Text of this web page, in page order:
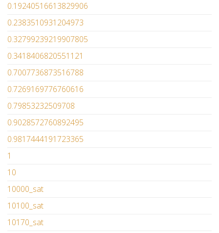
0.19240516613829906
0.2383510931204973
0.32799239219907805
0.3418406820551121
0.7007736873516788
0.7269169776760616
0.79853232509708
0.9028572760892495
0.9817444191723365
1
10
10000_sat
10100_sat
10170_sat